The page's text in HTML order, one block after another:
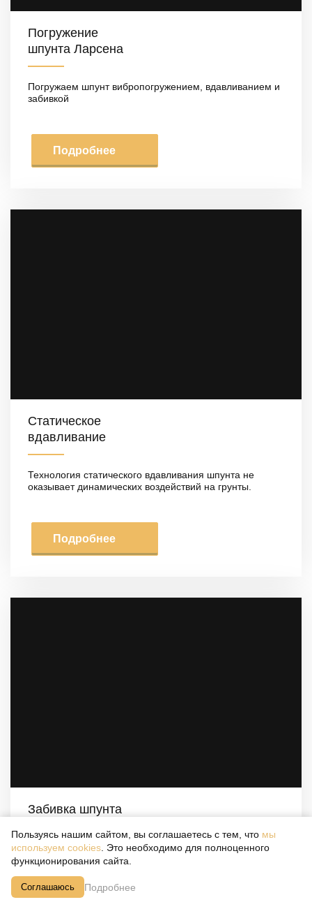
Погружение
шпунта Ларсена
Погружаем шпунт вибропогружением, вдавливанием и
забивкой
Подробнее
Статическое
вдавливание
Технология статического вдавливания шпунта не
оказывает динамических воздействий на грунты.
Подробнее
Забивка шпунта
Профессиональные услуги по забивке шпунта Ларсена
Подробнее
Пользуясь нашим сайтом, вы соглашаетесь с тем, что мы
используем cookies . Это необходимо для полноценного
функционирования сайта.
Соглашаюсь Подробнее